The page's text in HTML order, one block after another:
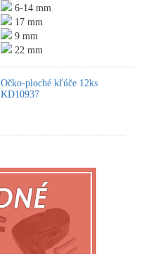
6-14 mm
17 mm
9 mm
22 mm
Očko-ploché kľúče 12ks
KD10937